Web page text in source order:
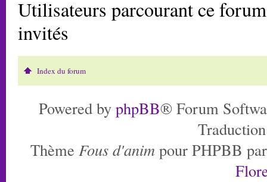
Utilisateurs parcourant ce
invités
Index du forum
Powered by phpBB® Forum
Thème Fous d'anim pour PHPBB